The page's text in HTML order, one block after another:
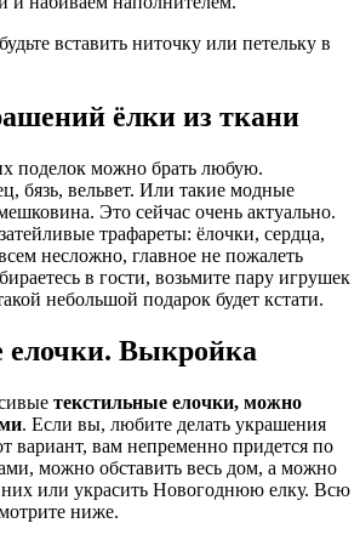
вставить ниточку или петельку в
ёлки из ткани
поделок можно брать любую.
бязь, вельвет. Или такие модные
Это сейчас очень актуально.
трафареты: ёлочки, сердца,
несложно, главное не пожалеть
в гости, возьмите пару игрушек
небольшой подарок будет кстати.
елочки. Выкройка
текстильные елочки, можно
. Если вы, любите делать украшения
вариант, вам непременно придется по
можно обставить весь дом, а можно
них или украсить Новогоднюю елку. Всю
ниже.